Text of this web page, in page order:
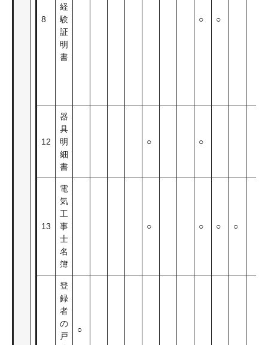
8
経
験
証
明
書
○ ○
12
器
具
明
細
書
○ ○
13
電
気
工
事
士
名
簿
○ ○ ○ ○
登
録
者
の
戸
○